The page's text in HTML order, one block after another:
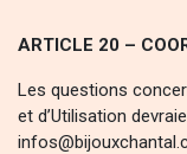
ARTICLE 20 –
Les questions
et d’Utilisation